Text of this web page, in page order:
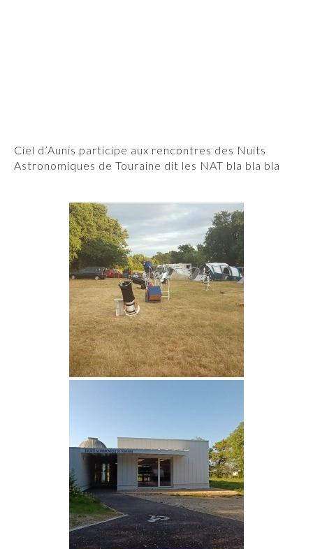
Ciel d’Aunis participe aux rencontres des Nuits
Astronomiques de Touraine dit les NAT bla bla bla